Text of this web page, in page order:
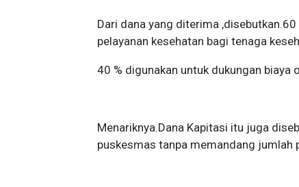
Dari dana yang diterima
pelayanan kesehatan bagi tenaga
40 % digunakan untuk dukungan biaya
Menariknya.Dana Kapitasi itu juga
puskesmas tanpa memandang jumlah